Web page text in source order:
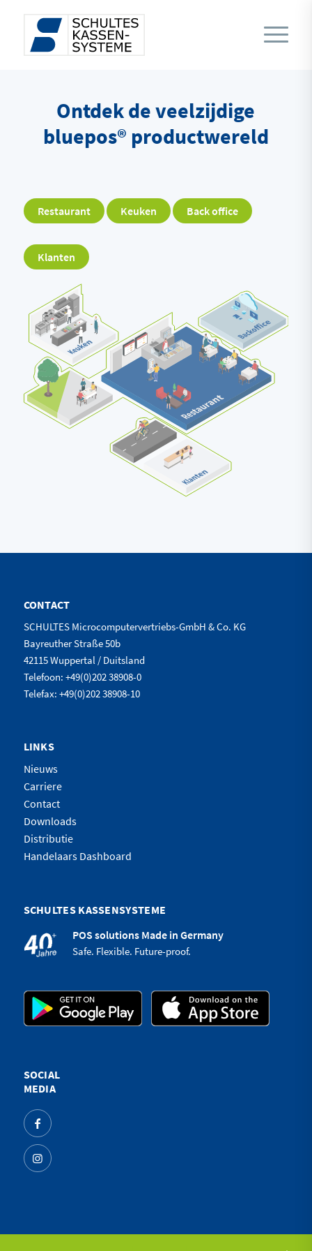
Ontdek de veelzijdige
bluepos® productwereld
Restaurant Keuken Back office
Klanten
CONTACT
SCHULTES Microcomputervertriebs-GmbH & Co. KG
Bayreuther Straße 50b
42115 Wuppertal / Duitsland
Telefoon: +49(0)202 38908-0
Telefax: +49(0)202 38908-10
LINKS
Nieuws
Carriere
Contact
Downloads
Distributie
Handelaars Dashboard
SCHULTES KASSENSYSTEME
POS solutions Made in Germany
Safe. Flexible. Future-proof.
SOCIAL
MEDIA